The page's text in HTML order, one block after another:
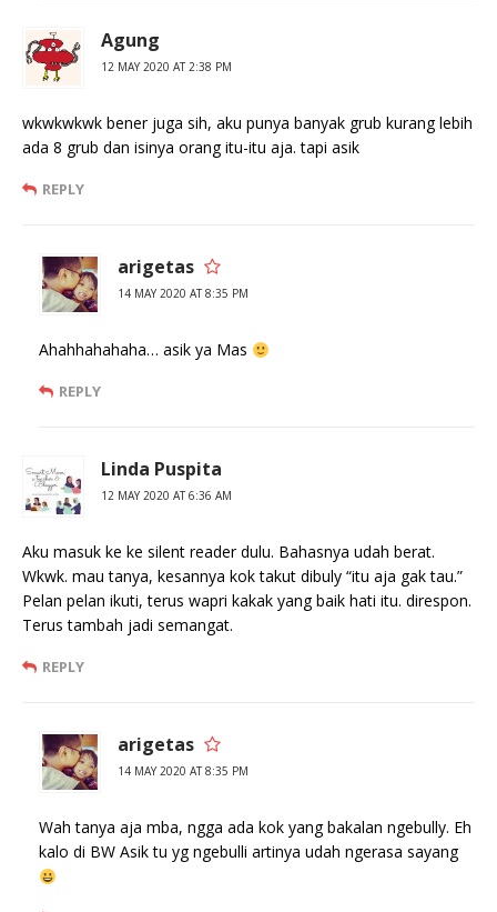
Agung
12 MAY 2020 AT 2:38 PM
wkwkwkwk bener juga sih, aku punya banyak grub kurang lebih
ada 8 grub dan isinya orang itu-itu aja. tapi asik
REPLY
arigetas
14 MAY 2020 AT 8:35 PM
Ahahhahahaha… asik ya Mas
REPLY
Linda Puspita
12 MAY 2020 AT 6:36 AM
Aku masuk ke ke silent reader dulu. Bahasnya udah berat.
Wkwk. mau tanya, kesannya kok takut dibuly “itu aja gak tau.”
Pelan pelan ikuti, terus wapri kakak yang baik hati itu. direspon.
Terus tambah jadi semangat.
REPLY
arigetas
14 MAY 2020 AT 8:35 PM
Wah tanya aja mba, ngga ada kok yang bakalan ngebully. Eh
kalo di BW Asik tu yg ngebulli artinya udah ngerasa sayang